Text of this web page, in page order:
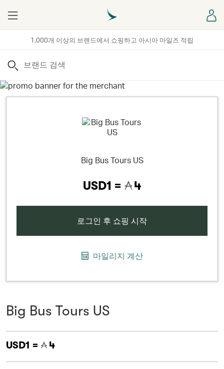
1,000개 이상의 브랜드에서 쇼핑하고 아시아 마일즈 적립
Menu
검색
Big Bus Tours US
USD1 = 4
로그인 후 쇼핑 시작
마일리지 계산
Big Bus Tours US
USD1 = 4